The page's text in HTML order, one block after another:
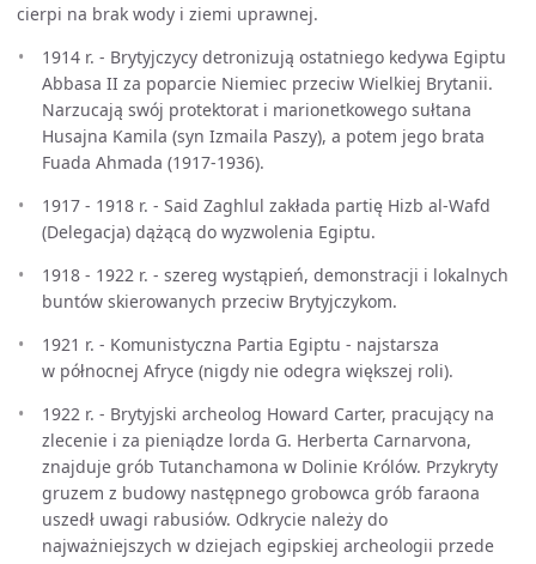
cierpi na brak wody i ziemi uprawnej.
1914 r. - Brytyjczycy detronizują ostatniego kedywa Egiptu
Abbasa II za poparcie Niemiec przeciw Wielkiej Brytanii.
Narzucają swój protektorat i marionetkowego sułtana
Husajna Kamila (syn Izmaila Paszy), a potem jego brata
Fuada Ahmada (1917-1936).
1917 - 1918 r. - Said Zaghlul zakłada partię Hizb al-Wafd
(Delegacja) dążącą do wyzwolenia Egiptu.
1918 - 1922 r. - szereg wystąpień, demonstracji i lokalnych
buntów skierowanych przeciw Brytyjczykom.
1921 r. - Komunistyczna Partia Egiptu - najstarsza
w północnej Afryce (nigdy nie odegra większej roli).
1922 r. - Brytyjski archeolog Howard Carter, pracujący na
zlecenie i za pieniądze lorda G. Herberta Carnarvona,
znajduje grób Tutanchamona w Dolinie Królów. Przykryty
gruzem z budowy następnego grobowca grób faraona
uszedł uwagi rabusiów. Odkrycie należy do
najważniejszych w dziejach egipskiej archeologii przede